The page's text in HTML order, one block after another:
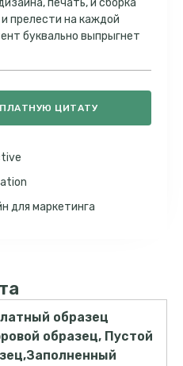
печать, и сборка
прелести на каждой
буквально выпрыгнет
ЦИТАТУ
для маркетинга
образец
образец, Пустой